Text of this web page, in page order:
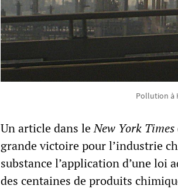
Pollution à
Un article dans leNew York Times
grande victoire pour l’industrie
substance l’application d’une loi
des centaines de produits